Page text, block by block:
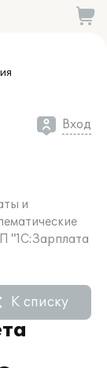
Вход
и
"1С:Зарплата
К списку